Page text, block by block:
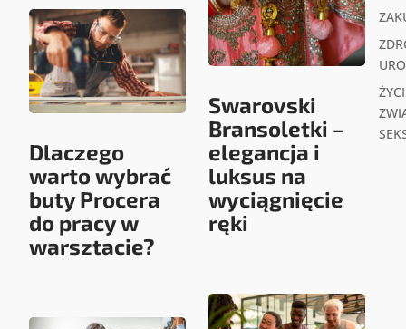
Dlaczego
warto wybrać
buty Procera
do pracy w
warsztacie?
Swarovski
Bransoletki –
elegancja i
luksus na
wyciągnięcie
ręki